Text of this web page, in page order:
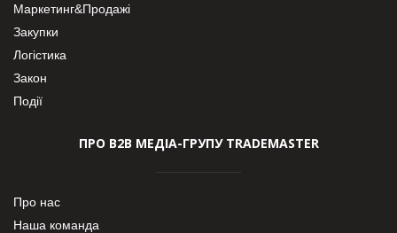
Маркетинг&Продажі
Закупки
Логістика
Закон
Події
ПРО В2В МЕДІА-ГРУПУ TRADEMASTER
Про нас
Наша команда